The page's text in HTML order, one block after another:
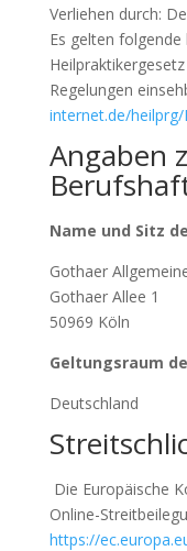
Verliehen durch:
Es gelten
Heilpraktikergesetz
Regelungen
internet.de/heilprg/
Angaben
Name und Sitz
Gothaer
Gothaer Allee 1
50969 Köln
Geltungsraum
Deutschland
Die Europäische
Online-
https://